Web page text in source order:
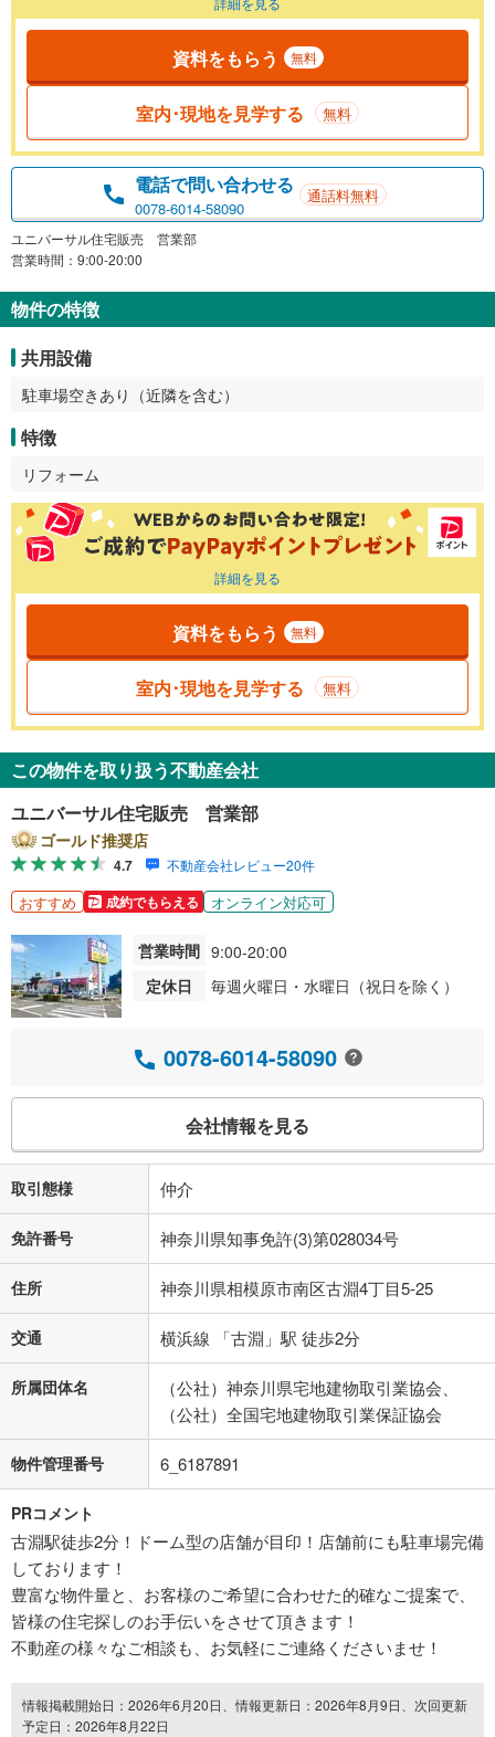
資料をもらう 無料
室内･現地を見学する 無料
電話で問い合わせる
0078-6014-58090
通話料無料
ユニバーサル住宅販売 営業部
営業時間：9:00-20:00
物件の特徴
共用設備
駐車場空きあり（近隣を含む）
特徴
リフォーム
詳細を見る
資料をもらう 無料
室内･現地を見学する 無料
この物件を取り扱う不動産会社
ユニバーサル住宅販売 営業部
ゴールド推奨店
4.7 不動産会社レビュー20件
おすすめ 成約でもらえる オンライン対応可
営業時間 9:00-20:00
定休日
毎週火曜日・水曜日（祝日を除く）
0078-6014-58090
会社情報を見る
取引態様 仲介
免許番号 神奈川県知事免許(3)第028034号
住所 神奈川県相模原市南区古淵4丁目5-25
交通 横浜線 「古淵」駅 徒歩2分
所属団体名
（公社）神奈川県宅地建物取引業協会、
（公社）全国宅地建物取引業保証協会
物件管理番号 6_6187891
PRコメント
古淵駅徒歩2分！ドーム型の店舗が目印！店舗前にも駐車場完備
しております！
豊富な物件量と、お客様のご希望に合わせた的確なご提案で、
皆様の住宅探しのお手伝いをさせて頂きます！
不動産の様々なご相談も、お気軽にご連絡くださいませ！
情報掲載開始日：2026年6月20日、情報更新日：2026年8月9日、次回更新
予定日：2026年8月22日